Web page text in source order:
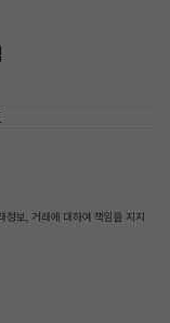
정보, 거래에 대하여 책임을 지지